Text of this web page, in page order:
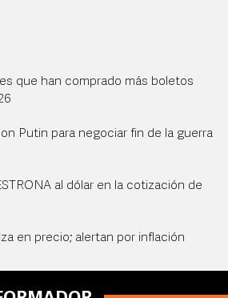
que han comprado más boletos
Putin para negociar fin de la guerra
al dólar en la cotización de
en precio; alertan por inflación